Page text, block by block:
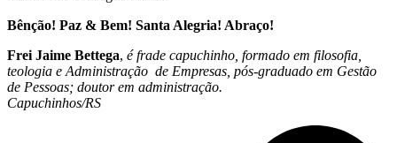
Bênção! Paz & Bem! Santa Alegria! Abraço!
Frei Jaime Bettega, é frade capuchinho, formado em filosofia,
teologia e Administração de Empresas, pós-graduado em Gestão
de Pessoas; doutor em administração.
Capuchinhos/RS